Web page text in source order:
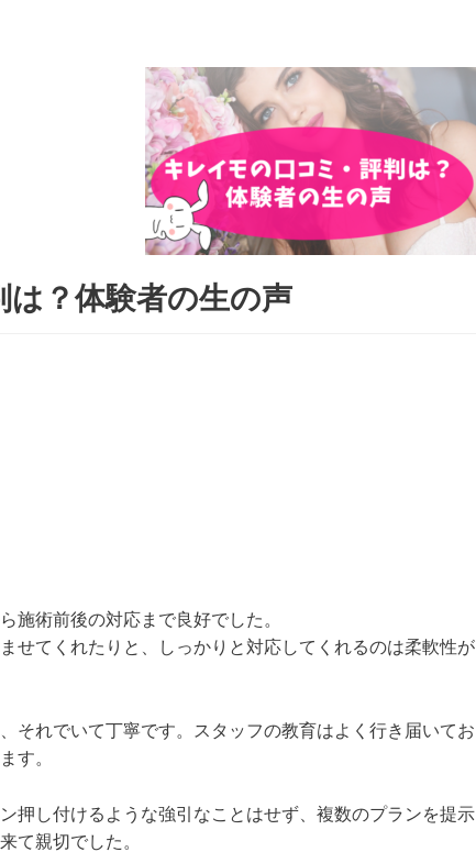
？体験者の生の声
施術前後の対応まで良好でした。
せてくれたりと、しっかりと対応してくれるのは柔軟性が
それでいて丁寧です。スタッフの教育はよく行き届いてお
す。
押し付けるような強引なことはせず、複数のプランを提示
て親切でした。